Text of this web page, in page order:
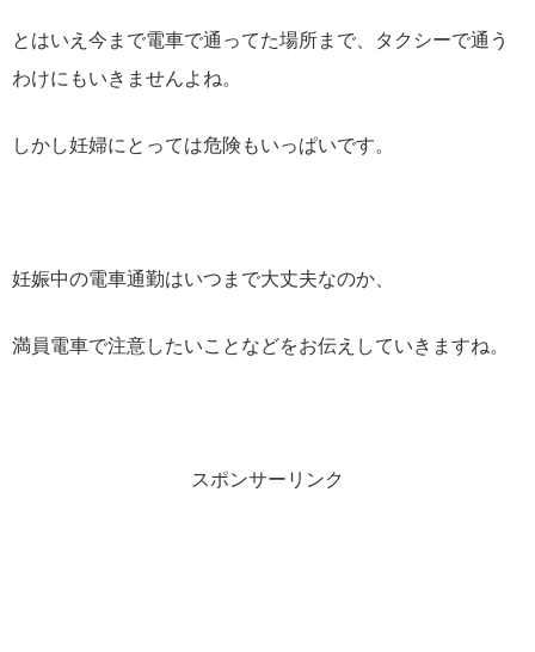
とはいえ今まで電車で通ってた場所まで、タクシーで通う
わけにもいきませんよね。
しかし妊婦にとっては危険もいっぱいです。
妊娠中の電車通勤はいつまで大丈夫なのか、
満員電車で注意したいことなどをお伝えしていきますね。
スポンサーリンク